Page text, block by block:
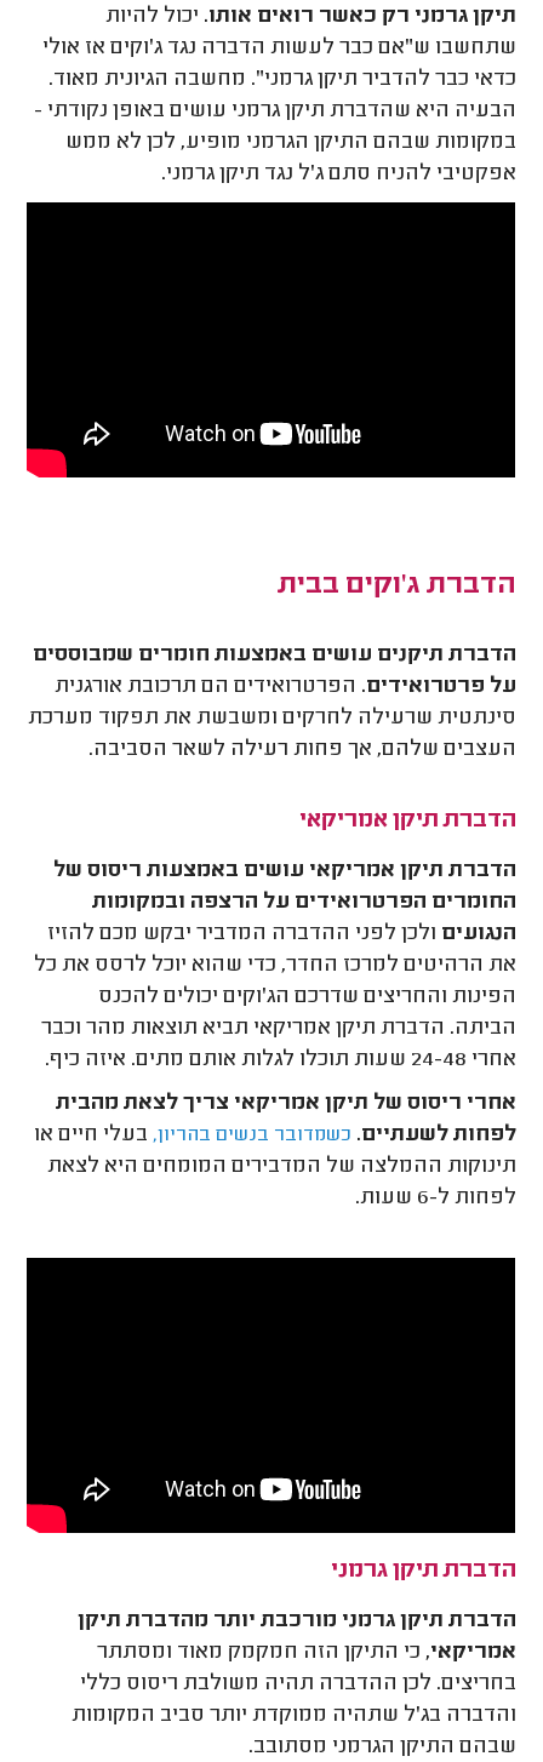
תיקן גרמני רק כאשר רואים אותו. יכול להיות
שתחשבו ש"אם כבר לעשות הדברה נגד ג'וקים אז אולי
כדאי כבר להדביר תיקן גרמני". מחשבה הגיונית מאוד.
הבעיה היא שהדברת תיקן גרמני עושים באופן נקודתי -
במקומות שבהם התיקן הגרמני מופיע, לכן לא ממש
אפקטיבי להניח סתם ג'ל נגד תיקן גרמני.
הדברת ג'וקים בבית
הדברת תיקנים עושים באמצעות חומרים שמבוססים
על פרטרואידים. הפרטרואידים הם תרכובת אורגנית
סינתטית שרעילה לחרקים ומשבשת את תפקוד מערכת
העצבים שלהם, אך פחות רעילה לשאר הסביבה.
הדברת תיקן אמריקאי
הדברת תיקן אמריקאי עושים באמצעות ריסוס של
החומרים הפרטרואידים על הרצפה ובמקומות
הנגועים ולכן לפני ההדברה המדביר יבקש מכם להזיז
את הרהיטים למרכז החדר, כדי שהוא יוכל לרסס את כל
הפינות והחריצים שדרכם הג'וקים יכולים להכנס
הביתה. הדברת תיקן אמריקאי תביא תוצאות מהר וכבר
אחרי 24-48 שעות תוכלו לגלות אותם מתים. איזה כיף.
אחרי ריסוס של תיקן אמריקאי צריך לצאת מהבית
לפחות לשעתיים. כשמדובר בנשים בהריון, בעלי חיים או
תינוקות ההמלצה של המדבירים המומחים היא לצאת
לפחות ל-6 שעות.
הדברת תיקן גרמני
הדברת תיקן גרמני מורכבת יותר מהדברת תיקן
אמריקאי, כי התיקן הזה חמקמק מאוד ומסתתר
בחריצים. לכן ההדברה תהיה משולבת ריסוס כללי
והדברה בג'ל שתהיה ממוקדת יותר סביב המקומות
שבהם התיקן הגרמני מסתובב.